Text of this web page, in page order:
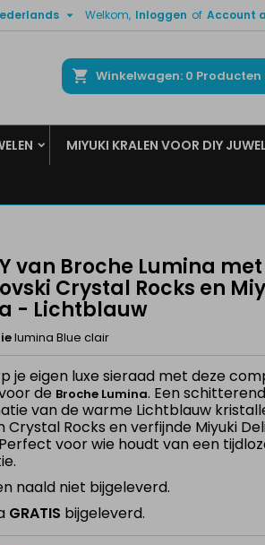
Welkom, Inloggen of Account

Winkelwagen 0 Producten
MIYUKI KRALEN VOOR DIY
van Broche Lumina met
Crystal Rocks en
- Lichtblauw
lumina Blue clair
je eigen luxe sieraad met deze
de Broche Lumina. Een
van de warme Lichtblauw
Crystal Rocks en verfijnde Miyuki
voor wie houdt van een
naald niet bijgeleverd.
GRATIS bijgeleverd.